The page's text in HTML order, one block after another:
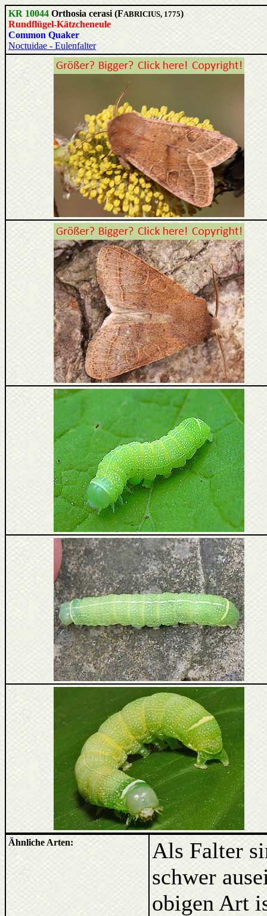
KR 10044 Orthosia cerasi (FABRICIUS, 1775)
Rundflügel-Kätzcheneule
Common Quaker
Noctuidae - Eulenfalter
Ähnliche Arten:
Als Falter
schwer
obigen Art